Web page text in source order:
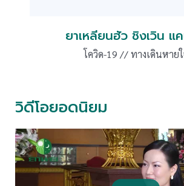
ยาเหลียนฮัว ชิงเวิน แ
โควิด-19 // ทางเดินหาย
วิดีโอยอดนิยม